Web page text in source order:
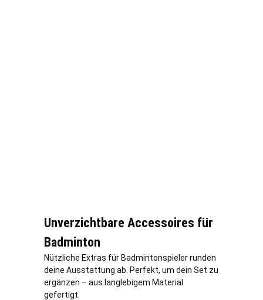
Unverzichtbare Accessoires für
Badminton
Nützliche Extras für Badmintonspieler runden
deine Ausstattung ab. Perfekt, um dein Set zu
ergänzen – aus langlebigem Material
gefertigt.